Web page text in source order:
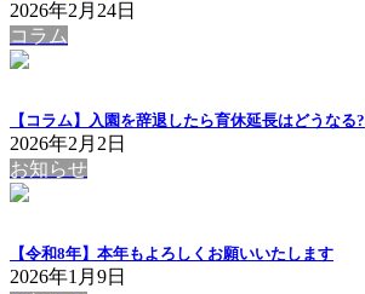
2026年2月24日
コラム
【コラム】入園を辞退したら育休延長はどうなる?
2026年2月2日
お知らせ
【令和8年】本年もよろしくお願いいたします
2026年1月9日